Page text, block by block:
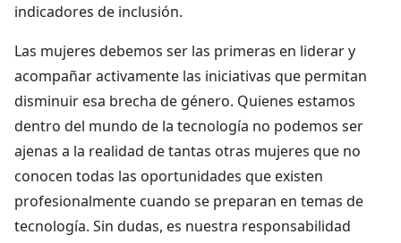
indicadores de inclusión.
Las mujeres debemos ser las primeras en liderar y
acompañar activamente las iniciativas que permitan
disminuir esa brecha de género. Quienes estamos
dentro del mundo de la tecnología no podemos ser
ajenas a la realidad de tantas otras mujeres que no
conocen todas las oportunidades que existen
profesionalmente cuando se preparan en temas de
tecnología. Sin dudas, es nuestra responsabilidad